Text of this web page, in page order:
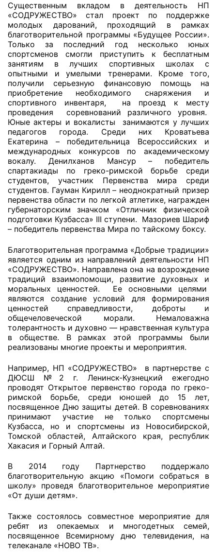
Кодекс этики ОП КО
Положения
Соглашения
Рекомендации
Порядок работы ЦОН
Аппарат ОП КО
УСТАВ ГКУ “АППАРАТ ОП КО”
Доходы руководителя за 2024 г.
Существенным вкладом в деятельность НП
«СОДРУЖЕСТВО» стал проект по поддержке
молодых дарований, проходящий в рамках
благотворительной программы «Будущее России».
Только за последний год несколько юных
спортсменов смогли приступить к бесплатным
занятиям в лучших спортивных школах с
опытными и умелыми тренерами. Кроме того,
получили серьезную финансовую помощь на
приобретение необходимого снаряжения и
спортивного инвентаря, на проезд к месту
проведения соревнований различного уровня.
Юные актеры и вокалисты занимаются у лучших
педагогов города. Среди них Кроватьева
Екатерина – победительница Всероссийских и
международных конкурсов по академическому
вокалу. Денилханов Мансур – победитель
спартакиады по греко-римской борьбе среди
студентов, участник Первенства мира среди
студентов. Гауман Кирилл – неоднократный призер
первенства области по легкой атлетике, награжден
губернаторским значком «Отличник физической
подготовки Кузбасса» III ступени. Мазориев Шариф
– победитель первенства Мира по тайскому боксу.
Благотворительная программа «Добрые традиции»
является одним из направлений деятельности НП
«СОДРУЖЕСТВО». Направлена она на возрождение
традиций взаимопомощи, развитие духовных и
моральных ценностей. Ее основными целями
являются создание условий для формирования
ценностей справедливости, доброты и
общечеловеческой морали. Немаловажна
толерантность и духовно — нравственная культура
в обществе. В рамках этой программы были
реализованы многие проекты и мероприятия.
Например, НП «СОДРУЖЕСТВО» в партнерстве с
ДЮСШ №2 г. Ленинск-Кузнецкий ежегодно
проводят Открытое первенство города по греко-
римской борьбе, среди юношей до 15 лет,
посвященное Дню защиты детей. В соревнованиях
принимают участие не только спортсмены
Кузбасса, но и спортсмены из Новосибирской,
Томской областей, Алтайского края, республик
Хакасия и Горный Алтай.
В 2014 году Партнерство поддержало
благотворительную акцию «Помоги собраться в
школу» проведя благотворительное мероприятие
«От души детям».
Также состоялось совместное мероприятие для
ребят из опекаемых и многодетных семей,
посвященное Всемирному дню телевидения, на
телеканале «НОВО ТВ».